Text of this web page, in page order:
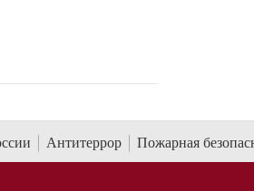
Антитеррор Пожарная